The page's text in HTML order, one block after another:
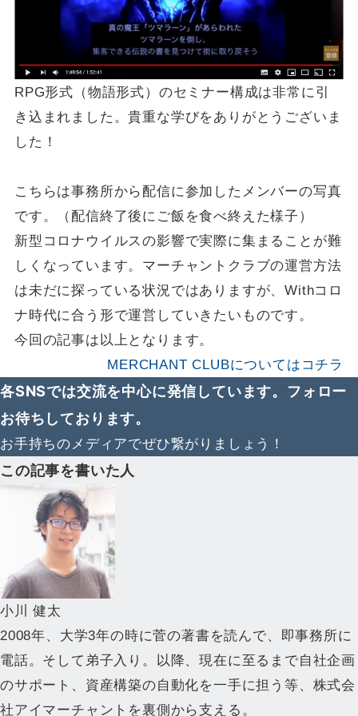
RPG形式（物語形式）のセミナー構成は非常に引
き込まれました。貴重な学びをありがとうございま
した！
こちらは事務所から配信に参加したメンバーの写真
です。（配信終了後にご飯を食べ終えた様子）
新型コロナウイルスの影響で実際に集まることが難
しくなっています。マーチャントクラブの運営方法
は未だに探っている状況ではありますが、Withコロ
ナ時代に合う形で運営していきたいものです。
今回の記事は以上となります。
MERCHANT CLUBについてはコチラ
各SNSでは交流を中心に発信しています。フォロー
お待ちしております。
お手持ちのメディアでぜひ繋がりましょう！
この記事を書いた人
小川 健太
2008年、大学3年の時に菅の著書を読んで、即事務所に
電話。そして弟子入り。以降、現在に至るまで自社企画
のサポート、資産構築の自動化を一手に担う等、株式会
社アイマーチャントを裏側から支える。